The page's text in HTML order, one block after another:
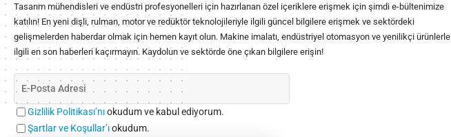
Tasarım mühendisleri ve endüstri profesyonelleri için hazırlanan özel içeriklere erişmek için şimdi e-bültenimize
katılın! En yeni dişli, rulman, motor ve redüktör teknolojileriyle ilgili güncel bilgilere erişmek ve sektördeki
gelişmelerden haberdar olmak için hemen kayıt olun. Makine imalatı, endüstriyel otomasyon ve yenilikçi ürünlerle
ilgili en son haberleri kaçırmayın. Kaydolun ve sektörde öne çıkan bilgilere erişin!
Gizlilik Politikası’nıokudum ve kabul ediyorum.
Şartlar ve Koşullar’ıokudum.